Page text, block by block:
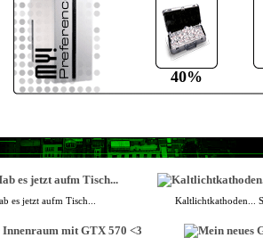
40%
es jetzt aufm Tisch... Kaltlichtkathoden...